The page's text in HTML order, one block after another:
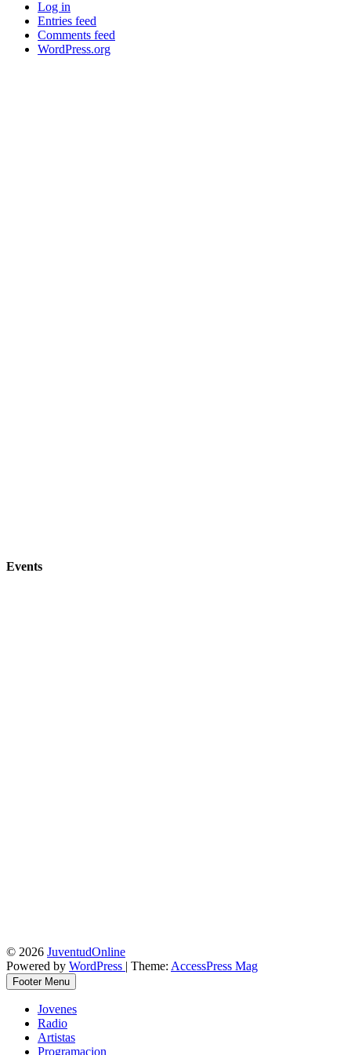
Log in
Entries feed
Comments feed
WordPress.org
Events
© 2026 JuventudOnline
Powered by WordPress | Theme: AccessPress Mag
Footer Menu
Jovenes
Radio
Artistas
Programacion